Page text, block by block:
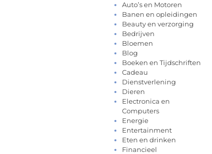
Auto’s en Motoren
Banen en opleidingen
Beauty en verzorging
Bedrijven
Bloemen
Blog
Boeken en Tijdschriften
Cadeau
Dienstverlening
Dieren
Electronica en
Computers
Energie
Entertainment
Eten en drinken
Financieel